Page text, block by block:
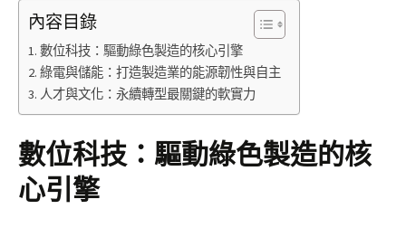
內容目錄
數位科技：驅動綠色製造的核心引擎
綠電與儲能：打造製造業的能源韌性與自主
人才與文化：永續轉型最關鍵的軟實力
數位科技：驅動綠色製造的核
心引擎